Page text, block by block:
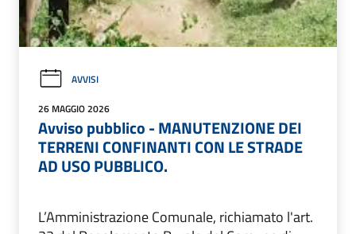
AVVISI
26 MAGGIO 2026
Avviso pubblico - MANUTENZIONE DEI
TERRENI CONFINANTI CON LE STRADE
AD USO PUBBLICO.
L’Amministrazione Comunale, richiamato l'art.